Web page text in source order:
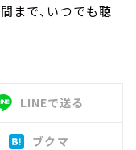
まで、いつでも聴
LINEで送る
ブクマ